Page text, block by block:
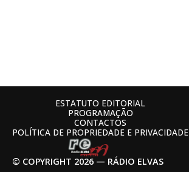
© COPYRIGHT 2026 — RÁDIO ELVAS
ESTATUTO EDITORIAL
PROGRAMAÇÃO
CONTACTOS
POLÍTICA DE PROPRIEDADE E PRIVACIDADE